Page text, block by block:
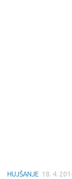
HUJŠANJE 18. 4.